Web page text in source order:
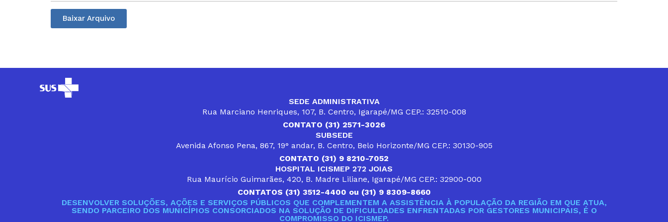
Baixar Arquivo
SEDE ADMINISTRATIVA
Rua Marciano Henriques, 107, B. Centro, Igarapé/MG CEP.: 32510-008
CONTATO (31) 2571-3026
SUBSEDE
Avenida Afonso Pena, 867, 19° andar, B. Centro, Belo Horizonte/MG CEP.: 30130-905
CONTATO (31) 9 8210-7052
HOSPITAL ICISMEP 272 JOIAS
Rua Maurício Guimarães, 420, B. Madre Liliane, Igarapé/MG CEP.: 32900-000
CONTATOS (31) 3512-4400 ou (31) 9 8309-8660
DESENVOLVER SOLUÇÕES, AÇÕES E SERVIÇOS PÚBLICOS QUE COMPLEMENTEM A ASSISTÊNCIA À POPULAÇÃO DA REGIÃO EM QUE ATUA,
SENDO PARCEIRO DOS MUNICÍPIOS CONSORCIADOS NA SOLUÇÃO DE DIFICULDADES ENFRENTADAS POR GESTORES MUNICIPAIS, É O
COMPROMISSO DO ICISMEP.